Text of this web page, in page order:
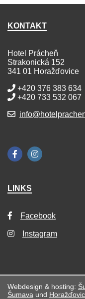
KONTAKT
Hotel Prácheň
Strakonická 152
341 01 Horažďovice
+420 376 383 634
+420 733 532 067
LINKS
Facebook
Instagram
Webdesign & hosting:
Šumava und